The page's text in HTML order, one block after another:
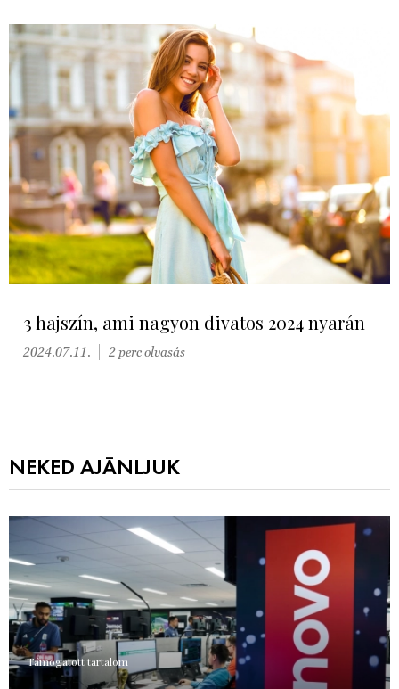
3 hajszín, ami nagyon divatos 2024 nyarán
2024.07.11. 2 perc olvasás
NEKED AJÁNLJUK
Támogatott tartalom